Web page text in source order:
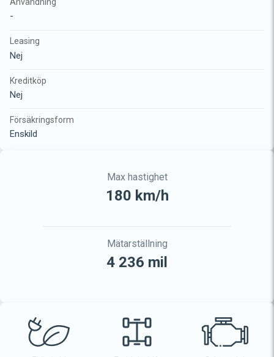
Användning
-
Leasing
Nej
Kreditköp
Nej
Försäkringsform
Enskild
Max hastighet
180 km/h
Mätarställning
4 236 mil